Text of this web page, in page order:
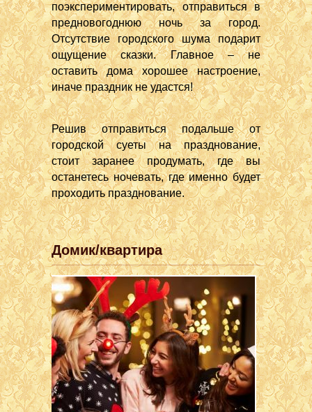
поэкспериментировать, отправиться в
предновогоднюю ночь за город.
Отсутствие городского шума подарит
ощущение сказки. Главное – не
оставить дома хорошее настроение,
иначе праздник не удастся!
Решив отправиться подальше от
городской суеты на празднование,
стоит заранее продумать, где вы
останетесь ночевать, где именно будет
проходить празднование.
Домик/квартира